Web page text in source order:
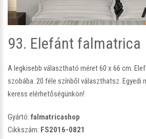
93. Elefánt falmatrica
A legkisebb választható méret 60 x 66 cm.
szobába. 20 féle színből választhatsz. Egyedi
keress elérhetőségünkön!
Gyártó: falmatricashop
Cikkszám: FS2016-0821